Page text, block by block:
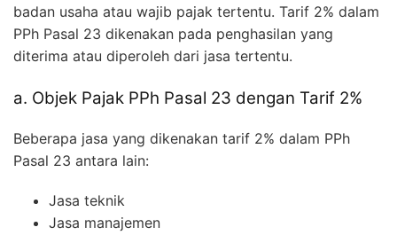
badan usaha atau wajib pajak tertentu. Tarif 2% dalam
PPh Pasal 23 dikenakan pada penghasilan yang
diterima atau diperoleh dari jasa tertentu.
a. Objek Pajak PPh Pasal 23 dengan Tarif 2%
Beberapa jasa yang dikenakan tarif 2% dalam PPh
Pasal 23 antara lain:
Jasa teknik
Jasa manajemen